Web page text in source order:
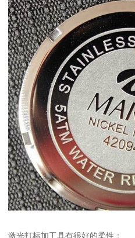
激光打标加工具有很好的柔性：